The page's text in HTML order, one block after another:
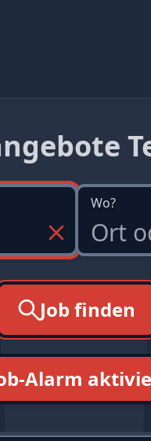
Wo?
Job finden
Alarm